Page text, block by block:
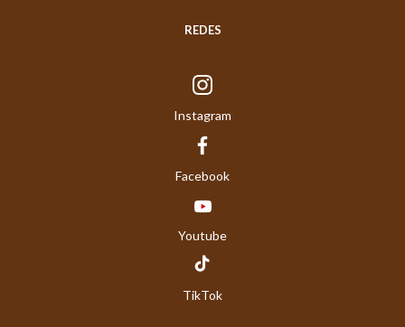
REDES
Instagram
Facebook
Youtube
TikTok